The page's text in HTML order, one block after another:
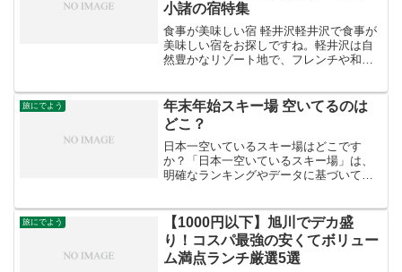
小諸の宿特集
食事が美味しい宿 軽井沢軽井沢で食事が
美味しい宿をお探しですね。軽井沢は自
然豊かなリゾート地で、フレンチや和食
せて、おすすめの宿をいくつかご紹介し
ますね。The HIR...
旅にでよう
年末年始スキー場 空いてるのは
どこ？
日本一空いているスキー場はどこです
か？「日本一空いているスキー場」は、
明確なランキングやデータに基づいて特
雑を避けてスキーを楽しめるスキー場が
いくつか存在します。*...
旅にでよう
【1000円以下】旭川でデカ盛
り！コスパ最強の安くてボリュー
ム満点ランチ厳選5選